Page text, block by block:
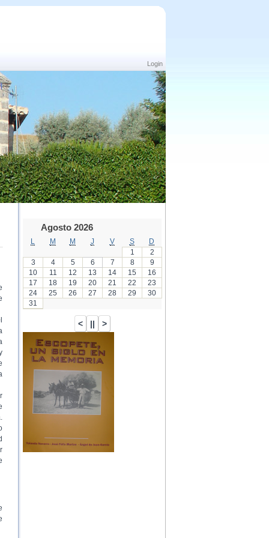
Login
Agosto 2026
M M J V S
D
1
2
3
4 5 6 7 8
9
10
11 12 13 14 15
16
17
18 19 20 21 22
23
24
25 26 27 28 29
30
31